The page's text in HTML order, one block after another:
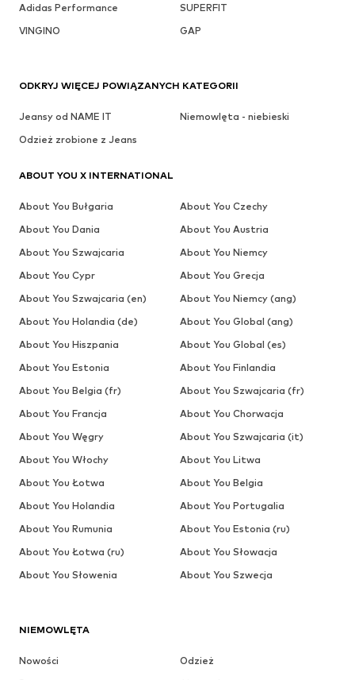
Adidas Performance
SUPERFIT
VINGINO
GAP
NIEMOWLĘTA
Nowości
Odzież
ODKRYJ WIĘCEJ POWIĄZANYCH KATEGORII
Jeansy od NAME IT
Niemowlęta - niebieski
Odzież zrobione z Jeans
ABOUT YOU X INTERNATIONAL
About You Bułgaria
About You Czechy
About You Dania
About You Austria
About You Szwajcaria
About You Niemcy
About You Cypr
About You Grecja
About You Szwajcaria (en)
About You Niemcy (ang)
About You Holandia (de)
About You Global (ang)
About You Hiszpania
About You Global (es)
About You Estonia
About You Finlandia
About You Belgia (fr)
About You Szwajcaria (fr)
About You Francja
About You Chorwacja
About You Węgry
About You Szwajcaria (it)
About You Włochy
About You Litwa
About You Łotwa
About You Belgia
About You Holandia
About You Portugalia
About You Rumunia
About You Estonia (ru)
About You Łotwa (ru)
About You Słowacja
About You Słowenia
About You Szwecja